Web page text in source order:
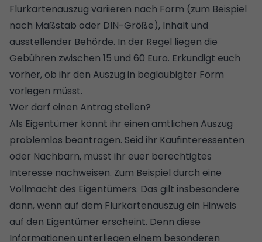
Flurkartenauszug variieren nach Form (zum Beispiel
nach Maßstab oder DIN-Größe), Inhalt und
ausstellender Behörde. In der Regel liegen die
Gebühren zwischen 15 und 60 Euro. Erkundigt euch
vorher, ob ihr den Auszug in beglaubigter Form
vorlegen müsst.
Wer darf einen Antrag stellen?
Als Eigentümer könnt ihr einen amtlichen Auszug
problemlos beantragen. Seid ihr Kaufinteressenten
oder Nachbarn, müsst ihr euer berechtigtes
Interesse nachweisen. Zum Beispiel durch eine
Vollmacht des Eigentümers. Das gilt insbesondere
dann, wenn auf dem Flurkartenauszug ein Hinweis
auf den Eigentümer erscheint. Denn diese
Informationen unterliegen einem besonderen